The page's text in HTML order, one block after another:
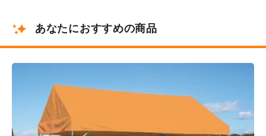
あなたにおすすめの商品